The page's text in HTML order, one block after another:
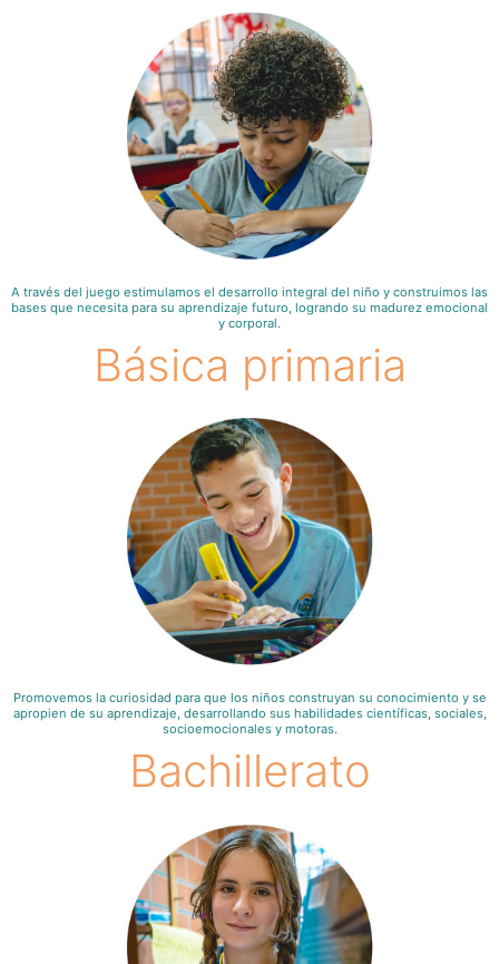
A través del juego estimulamos el desarrollo integral del niño y construimos las
bases que necesita para su aprendizaje futuro, logrando su madurez emocional
y corporal.
Básica primaria
Promovemos la curiosidad para que los niños construyan su conocimiento y se
apropien de su aprendizaje, desarrollando sus habilidades científicas, sociales,
socioemocionales y motoras.
Bachillerato